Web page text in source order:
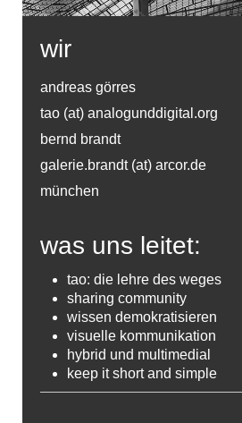
wir
andreas görres
tao (at) analogunddigital.org
bernd brandt
galerie.brandt (at) arcor.de
münchen
was uns leitet:
tao: die lehre des weges
sharing community
wissen demokratisieren
visuelle kommunikation
hybrid und multimedial
keep it short and simple